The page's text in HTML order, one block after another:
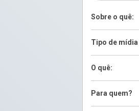
Sobre o quê:
Tipo de mídia
O quê:
Para quem?